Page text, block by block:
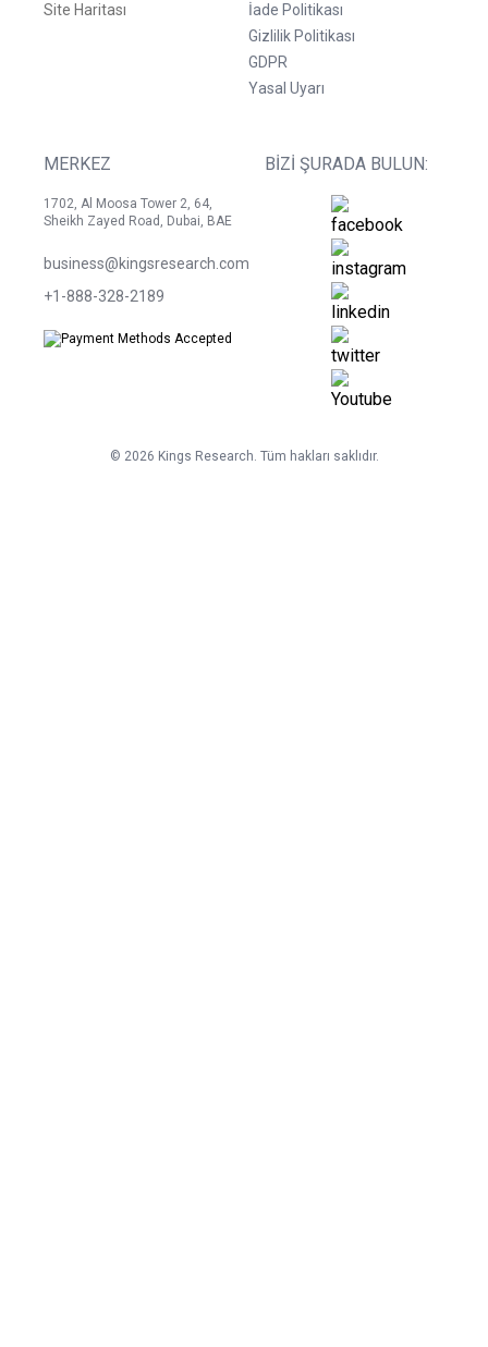
Site Haritası
İade Politikası
Gizlilik Politikası
GDPR
Yasal Uyarı
MERKEZ
1702, Al Moosa Tower 2, 64,
Sheikh Zayed Road, Dubai, BAE
business@kingsresearch.com
+1-888-328-2189
BIZI ŞURADA BULUN:
© 2026 Kings Research. Tüm hakları saklıdır.